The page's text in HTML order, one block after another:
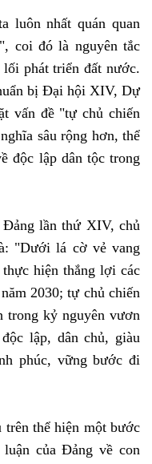
luôn nhất quán quan
coi đó là nguyên tắc
phát triển đất nước.
bị Đại hội XIV, Dự
vấn đề "tự chủ chiến
sâu rộng hơn, thể
độc lập dân tộc trong
lần thứ XIV, chủ
"Dưới lá cờ vẻ vang
hiện thắng lợi các
2030; tự chủ chiến
kỷ nguyên vươn
lập, dân chủ, giàu
phúc, vững bước đi
thể hiện một bước
của Đảng về con